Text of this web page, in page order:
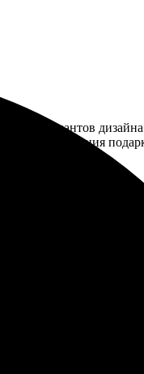
вариантов
для создания
связались
продолжать